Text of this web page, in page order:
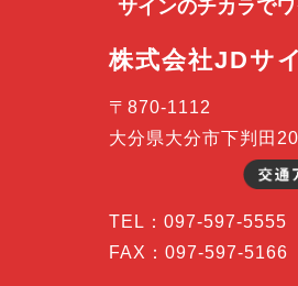
サインのチカラで
株式会社JDサ
〒870-1112
大分県大分市下判田
TEL： 097-597-5555
FAX：097-597-5166